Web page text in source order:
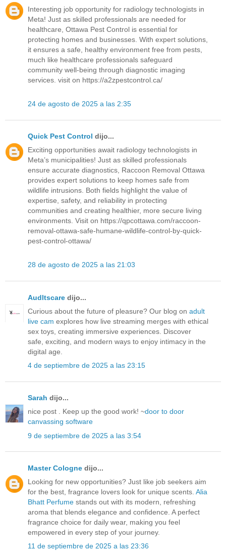
Interesting job opportunity for radiology technologists in
Meta! Just as skilled professionals are needed for
healthcare, Ottawa Pest Control is essential for
protecting homes and businesses. With expert solutions,
it ensures a safe, healthy environment free from pests,
much like healthcare professionals safeguard
community well-being through diagnostic imaging
services. visit on https://a2zpestcontrol.ca/
24 de agosto de 2025 a las 2:35
Quick Pest Control dijo...
Exciting opportunities await radiology technologists in
Meta’s municipalities! Just as skilled professionals
ensure accurate diagnostics, Raccoon Removal Ottawa
provides expert solutions to keep homes safe from
wildlife intrusions. Both fields highlight the value of
expertise, safety, and reliability in protecting
communities and creating healthier, more secure living
environments. Visit on https://qpcottawa.com/raccoon-
removal-ottawa-safe-humane-wildlife-control-by-quick-
pest-control-ottawa/
28 de agosto de 2025 a las 21:03
Audltscare dijo...
Curious about the future of pleasure? Our blog on adult
live cam explores how live streaming merges with ethical
sex toys, creating immersive experiences. Discover
safe, exciting, and modern ways to enjoy intimacy in the
digital age.
4 de septiembre de 2025 a las 23:15
Sarah dijo...
nice post . Keep up the good work! ~door to door
canvassing software
9 de septiembre de 2025 a las 3:54
Master Cologne dijo...
Looking for new opportunities? Just like job seekers aim
for the best, fragrance lovers look for unique scents. Alia
Bhatt Perfume stands out with its modern, refreshing
aroma that blends elegance and confidence. A perfect
fragrance choice for daily wear, making you feel
empowered in every step of your journey.
11 de septiembre de 2025 a las 23:36